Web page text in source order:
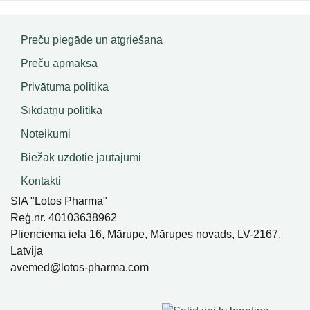
Preču piegāde un atgriešana
Preču apmaksa
Privātuma politika
Sīkdatņu politika
Noteikumi
Biežāk uzdotie jautājumi
Kontakti
SIA "Lotos Pharma"
Reģ.nr. 40103638962
Plieņciema iela 16, Mārupe, Mārupes novads, LV-2167,
Latvija
avemed@lotos-pharma.com